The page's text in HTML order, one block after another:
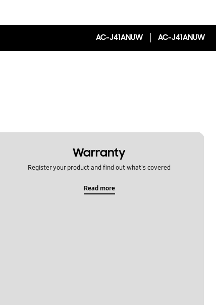
AC-J41ANUW
AC-J41ANUW
Warranty
Register your product and find out what's covered
Read more